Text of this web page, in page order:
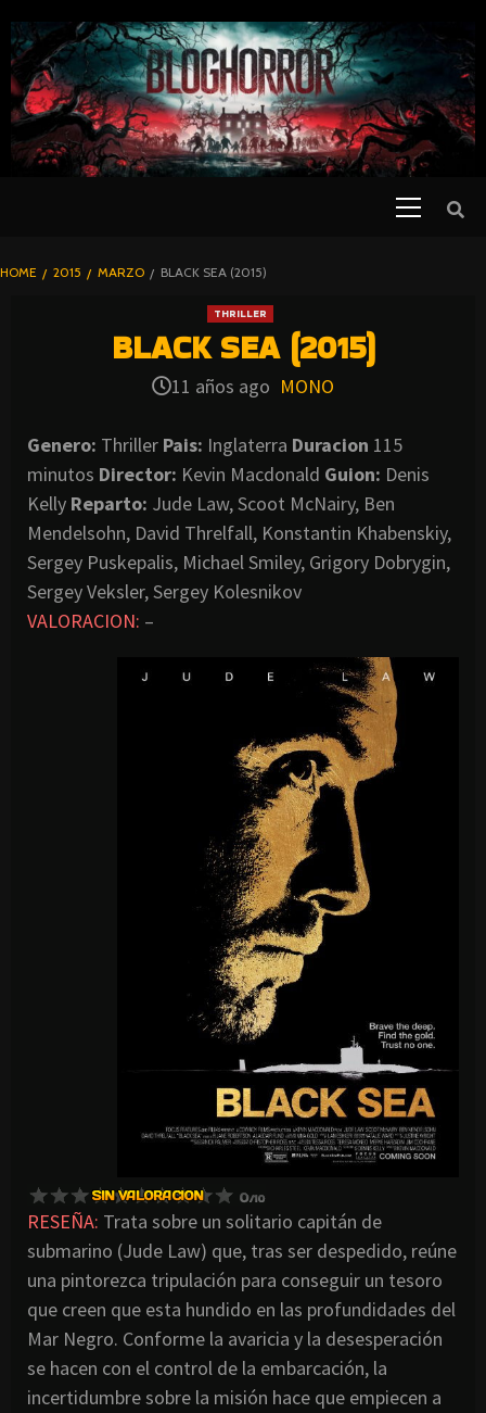
TO
CONTENT
BLOGHORROR
HOME 2015 MARZO BLACK SEA (2015)
THRILLER
BLACK SEA (2015)
11 años ago MONO
Genero: Thriller Pais: Inglaterra Duracion 115
minutos Director: Kevin Macdonald Guion: Denis
Kelly Reparto: Jude Law, Scoot McNairy, Ben
Mendelsohn, David Threlfall, Konstantin Khabenskiy,
Sergey Puskepalis, Michael Smiley, Grigory Dobrygin,
Sergey Veksler, Sergey Kolesnikov
VALORACION: –
RESEÑA: Trata sobre un solitario capitán de
submarino (Jude Law) que, tras ser despedido, reúne
una pintorezca tripulación para conseguir un tesoro
que creen que esta hundido en las profundidades del
Mar Negro. Conforme la avaricia y la desesperación
se hacen con el control de la embarcación, la
incertidumbre sobre la misión hace que empiecen a